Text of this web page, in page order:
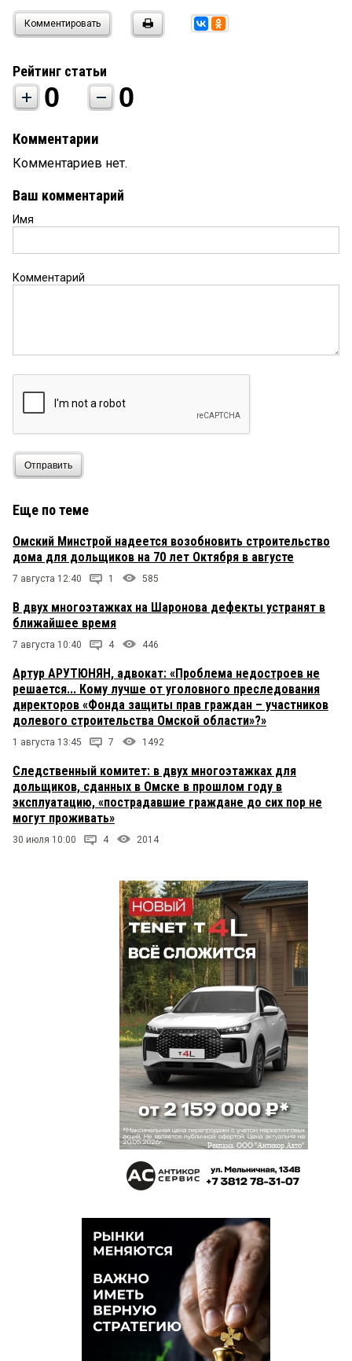
Комментировать
Рейтинг статьи
0 0
Комментарии
Комментариев нет.
Ваш комментарий
Имя
Комментарий
Отправить
Еще по теме
Омский Минстрой надеется возобновить строительство
дома для дольщиков на 70 лет Октября в августе
7 августа 12:40 1 585
В двух многоэтажках на Шаронова дефекты устранят в
ближайшее время
7 августа 10:40 4 446
Артур АРУТЮНЯН, адвокат: «Проблема недостроев не
решается... Кому лучше от уголовного преследования
директоров «Фонда защиты прав граждан – участников
долевого строительства Омской области»?»
1 августа 13:45 7 1492
Следственный комитет: в двух многоэтажках для
дольщиков, сданных в Омске в прошлом году в
эксплуатацию, «пострадавшие граждане до сих пор не
могут проживать»
30 июля 10:00 4 2014